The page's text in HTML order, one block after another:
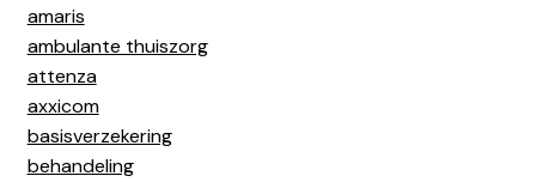
amaris
ambulante thuiszorg
attenza
axxicom
basisverzekering
behandeling